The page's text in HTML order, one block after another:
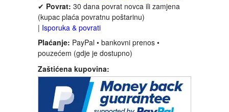
MITOLOGIJA
MUZIKA
NAUČNA FANTASTIKA
NAUKA
✔ Povrat: 30 dana povrat novca ili zamjena
(kupac plaća povratnu poštarinu)
| Isporuka & povrati
Plaćanje: PayPal • bankovni prenos •
pouzećem (gdje je dostupno)
Zaštićena kupovina: